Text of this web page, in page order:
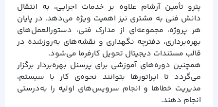
پترو تأمین آرشام علاوه بر خدمات اجرایی، به انتقال
دانش فنی به مشتری نیز اهمیت ویژه می‌دهد. در پایان
هر پروژه، مجموعه‌ای از مدارک فنی، دستورالعمل‌های
بهره‌برداری، دفترچه نگهداری و نقشه‌های به‌روزشده در
قالب مستندات دیجیتال تحویل کارفرما می‌شود.
همچنین دوره‌های آموزشی برای پرسنل بهره‌بردار برگزار
می‌گردد تا اپراتورها بتوانند نحوه‌ی کار با سیستم،
مدیریت خطاها و انجام سرویس‌های اولیه را به‌درستی
انجام دهند.